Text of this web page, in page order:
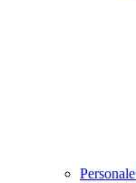
Personale